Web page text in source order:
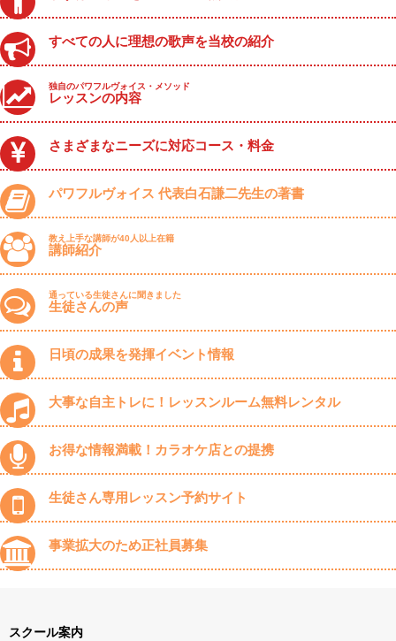
すべての人に理想の歌声を当校の紹介
独自のパワフルヴォイス・メソッド
レッスンの内容
さまざまなニーズに対応コース・料金
パワフルヴォイス 代表白石謙二先生の著書
教え上手な講師が40人以上在籍
講師紹介
通っている生徒さんに聞きました
生徒さんの声
日頃の成果を発揮イベント情報
大事な自主トレに！レッスンルーム無料レンタル
お得な情報満載！カラオケ店との提携
生徒さん専用レッスン予約サイト
事業拡大のため正社員募集
スクール案内